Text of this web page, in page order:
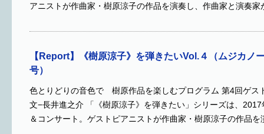
アニストが作曲家・樹原涼子の作品を演奏し、作曲家と演奏
【Report】《樹原涼子》を弾きたいVol.４（ムジカノ
号）
色とりどりの音色で 樹原作品を楽しむプログラム 第4回ゲス
文−長井進之介 「《樹原涼子》を弾きたい」シリーズは、
＆コンサート。ゲストピアニストが作曲家・樹原涼子の作品